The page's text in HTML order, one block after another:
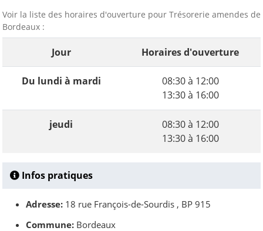
Voir la liste des horaires d'ouverture pour Trésorerie amendes de
Bordeaux :
Jour Horaires d'ouverture
Du lundi à mardi
08:30 à 12:00
13:30 à 16:00
jeudi
08:30 à 12:00
13:30 à 16:00
Infos pratiques
Adresse: 18 rue François-de-Sourdis , BP 915
Commune: Bordeaux